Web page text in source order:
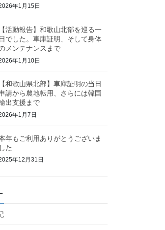
年1月15日
【活動報告】和歌山北部を巡る一
日でした。車庫証明、そして身体
メンテナンスまで
年1月10日
【和歌山県北部】車庫証明の当日
請から農地転用、さらには韓国
出支援まで
年1月7日
年もご利用ありがとうございま
した
年12月31日